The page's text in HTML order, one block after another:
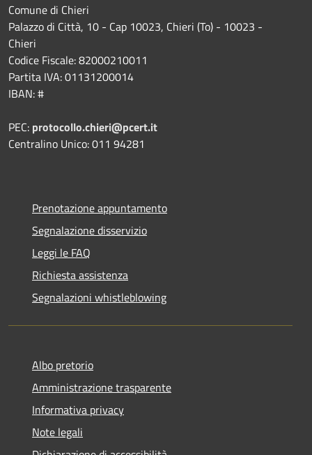
Comune di Chieri
Palazzo di Città, 10 - Cap 10023, Chieri (To) - 10023 -
Chieri
Codice Fiscale: 82000210011
Partita IVA: 01131200014
IBAN: #
PEC: protocollo.chieri@pcert.it
Centralino Unico: 011 94281
Prenotazione appuntamento
Segnalazione disservizio
Leggi le FAQ
Richiesta assistenza
Segnalazioni whistleblowing
Albo pretorio
Amministrazione trasparente
Informativa privacy
Note legali